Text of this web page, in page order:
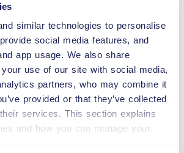
similar technologies to personalise
social media features, and
app usage. We also share
use of our site with social media,
partners, who may combine it
provided or that they’ve collected
services. This section explains
and how you can manage your